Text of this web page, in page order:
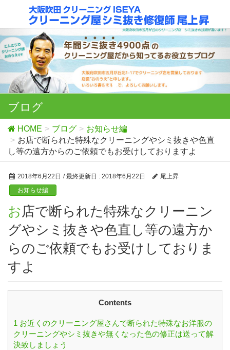
ブログ
HOME ブログ
お知らせ編
お店で断られた特殊なクリーニングやシミ抜きや色直
し等の遠方からのご依頼でもお受けしておりますよ
2018年6月22日 / 最終更新日 : 2018年6月22日
尾上昇
お知らせ編
お店で断られた特殊なクリーニン
グやシミ抜きや色直し等の遠方か
らのご依頼でもお受けしておりま
すよ
Contents
1 お近くのクリーニング屋さんで断られた特殊なお洋服の
クリーニングやシミ抜きや無くなった色の修正は送って解
決致しましょう